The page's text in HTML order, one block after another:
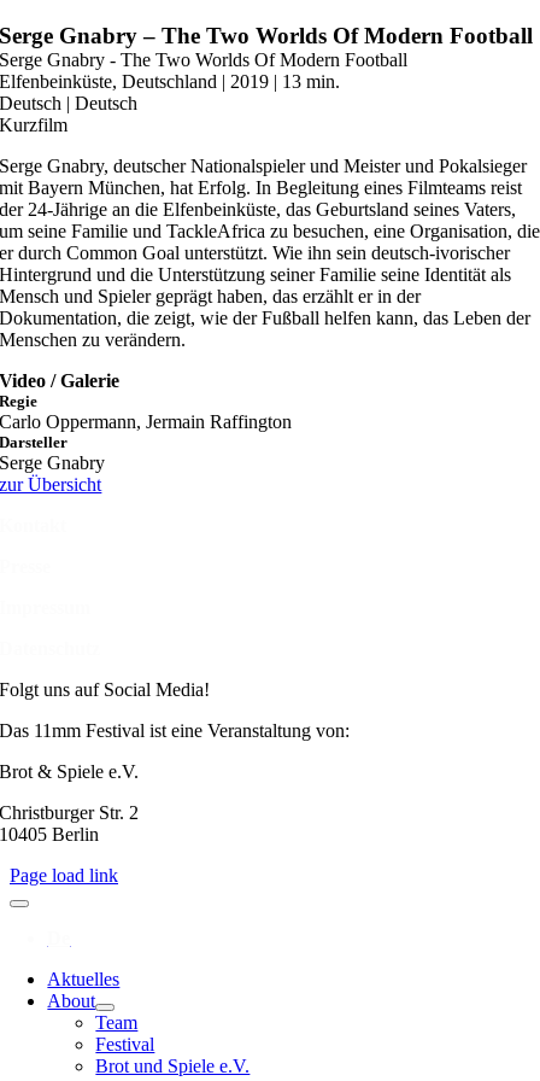
Zum
Inhalt
springen
Serge Gnabry – The Two Worlds Of Modern Football
Serge Gnabry - The Two Worlds Of Modern Football
Elfenbeinküste, Deutschland | 2019 | 13 min.
Deutsch | Deutsch
Kurzfilm
Serge Gnabry, deutscher Nationalspieler und Meister und Pokalsieger
mit Bayern München, hat Erfolg. In Begleitung eines Filmteams reist
der 24-Jährige an die Elfenbeinküste, das Geburtsland seines Vaters,
um seine Familie und TackleAfrica zu besuchen, eine Organisation, die
er durch Common Goal unterstützt. Wie ihn sein deutsch-ivorischer
Hintergrund und die Unterstützung seiner Familie seine Identität als
Mensch und Spieler geprägt haben, das erzählt er in der
Dokumentation, die zeigt, wie der Fußball helfen kann, das Leben der
Menschen zu verändern.
Video / Galerie
Regie
Carlo Oppermann, Jermain Raffington
Darsteller
Serge Gnabry
zur Übersicht
Folgt uns auf Social Media!
Das 11mm Festival ist eine Veranstaltung von:
Brot & Spiele e.V.
Christburger Str. 2
10405 Berlin
Page load link
Aktuelles
About
Team
Festival
Brot und Spiele e.V.